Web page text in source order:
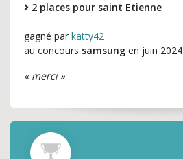
2 places pour saint Etienne
gagné par katty42
au concours samsung en juin 2024
« merci »